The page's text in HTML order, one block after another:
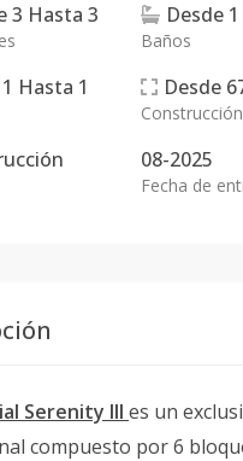
3 Hasta 3 Desde 1
Baños
1 Hasta 1 Desde
Construcción
08-2025
Fecha de
Serenity III es un
compuesto por 6